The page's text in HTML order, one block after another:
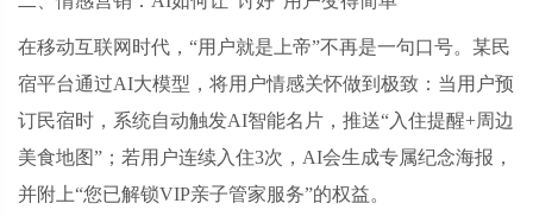
在移动互联网时代， “用户就是上帝”不再是一句口号。某民
宿平台通过AI大模型，将用户情感关怀做到极致：当用户预
订民宿时，系统自动触发AI智能名片，推送“入住提醒+周边
美食地图”；若用户连续入住3次，AI会生成专属纪念海报，
并附上“您已解锁VIP亲子管家服务”的权益。